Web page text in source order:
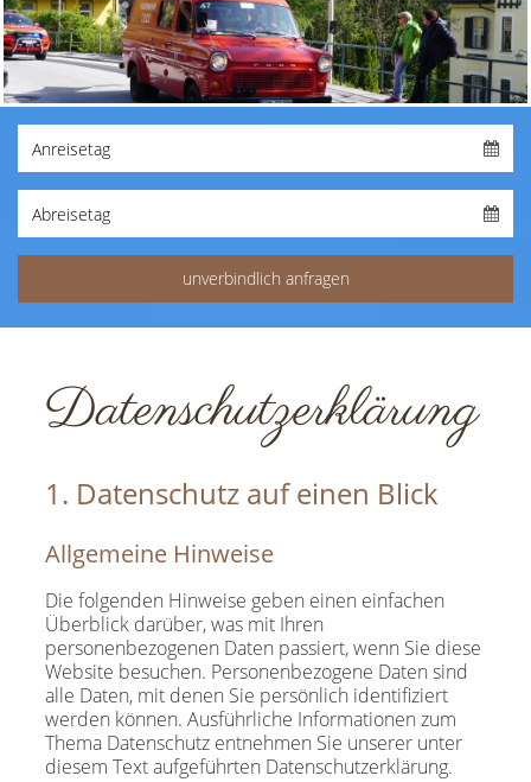
Datenschutzerklärung
1. Datenschutz auf einen Blick
Allgemeine Hinweise
Die folgenden Hinweise geben einen einfachen
Überblick darüber, was mit Ihren
personenbezogenen Daten passiert, wenn Sie diese
Website besuchen. Personenbezogene Daten sind
alle Daten, mit denen Sie persönlich identifiziert
werden können. Ausführliche Informationen zum
Thema Datenschutz entnehmen Sie unserer unter
diesem Text aufgeführten Datenschutzerklärung.